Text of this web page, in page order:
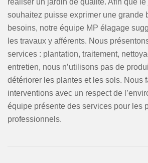
réaliser un jardin de qualité. Afin que
souhaitez puisse exprimer une grande
besoins, notre équipe MP élagage
les travaux y afférents. Nous
services : plantation, traitement,
entretien, nous n’utilisons pas de
détériorer les plantes et les sols. Nous
interventions avec un respect de
équipe présente des services pour les
professionnels.